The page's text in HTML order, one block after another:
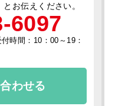
とお伝えください。
6097
時間：10：00～19：
わせる